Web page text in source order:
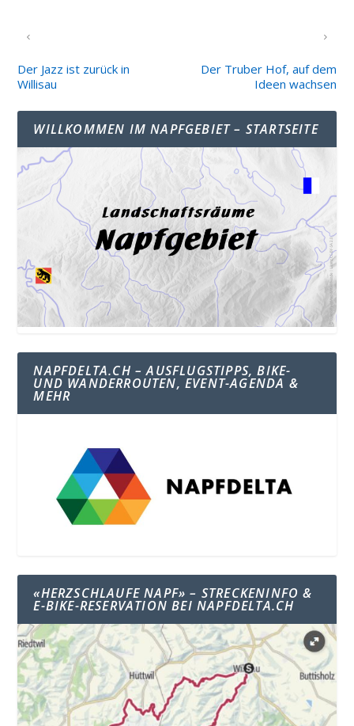
Der Jazz ist zurück in
Willisau
Der Truber Hof, auf dem
Ideen wachsen
WILLKOMMEN IM NAPFGEBIET – STARTSEITE
NAPFDELTA.CH – AUSFLUGSTIPPS, BIKE-
UND WANDERROUTEN, EVENT-AGENDA &
MEHR
«HERZSCHLAUFE NAPF» – STRECKENINFO &
E-BIKE-RESERVATION BEI NAPFDELTA.CH